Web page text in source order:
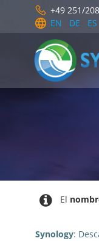
contenido
+49 251/
EN
DE ES
El
Synology: